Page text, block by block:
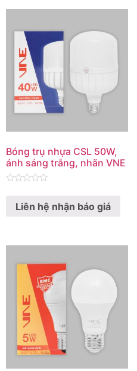
Bóng trụ nhựa CSL 50W,
ánh sáng trắng, nhãn VNE
outLiên hệ nhận báo giá